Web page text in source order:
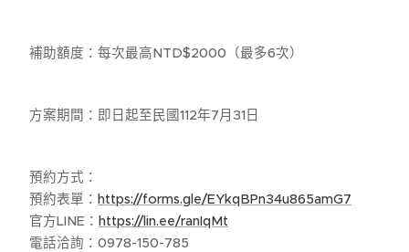
🌞 補助額度：每次最高NTD$2000（最多6次）
🌞 方案期間：即日起至民國112年7月31日
🌞 預約方式：
⭐ 預約表單： https://forms.gle/EYkqBPn34u865amG7
🔰 官方LINE： https://lin.ee/ranIqMt
☎️ 電話洽詢：0978-150-785